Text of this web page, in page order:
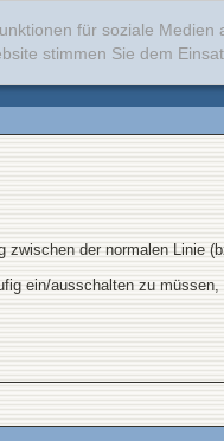
für soziale
stimmen Sie dem
der normalen Linie
ein/ausschalten zu